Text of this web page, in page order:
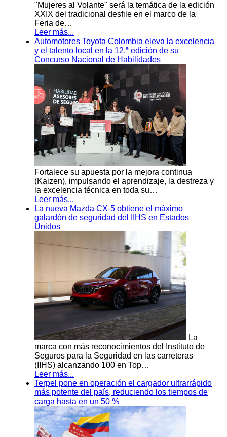
"Mujeres al Volante" será la temática de la edición
XXIX del tradicional desfile en el marco de la
Feria de…
Leer más...
Automotores Toyota Colombia eleva la excelencia
y el talento local en la 12.ª edición de su
Concurso Nacional de Habilidades
Fortalece su apuesta por la mejora continua
(Kaizen), impulsando el aprendizaje, la destreza y
la excelencia técnica en toda su…
Leer más...
La nueva Mazda CX-5 obtiene el máximo
galardón de seguridad del IIHS en Estados
Unidos
La
marca con más reconocimientos del Instituto de
Seguros para la Seguridad en las carreteras
(IIHS) alcanzando 100 en Top…
Leer más...
Terpel pone en operación el cargador ultrarrápido
más potente del país, reduciendo los tiempos de
carga hasta en un 50 %